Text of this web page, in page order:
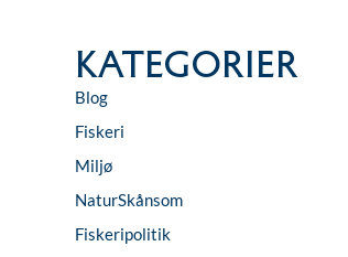
Kategorier
Blog
Fiskeri
Miljø
NaturSkånsom
Fiskeripolitik